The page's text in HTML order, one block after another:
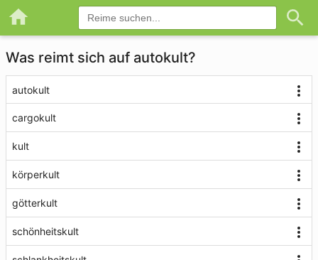
Was reimt sich auf autokult?
autokult
cargokult
kult
körperkult
götterkult
schönheitskult